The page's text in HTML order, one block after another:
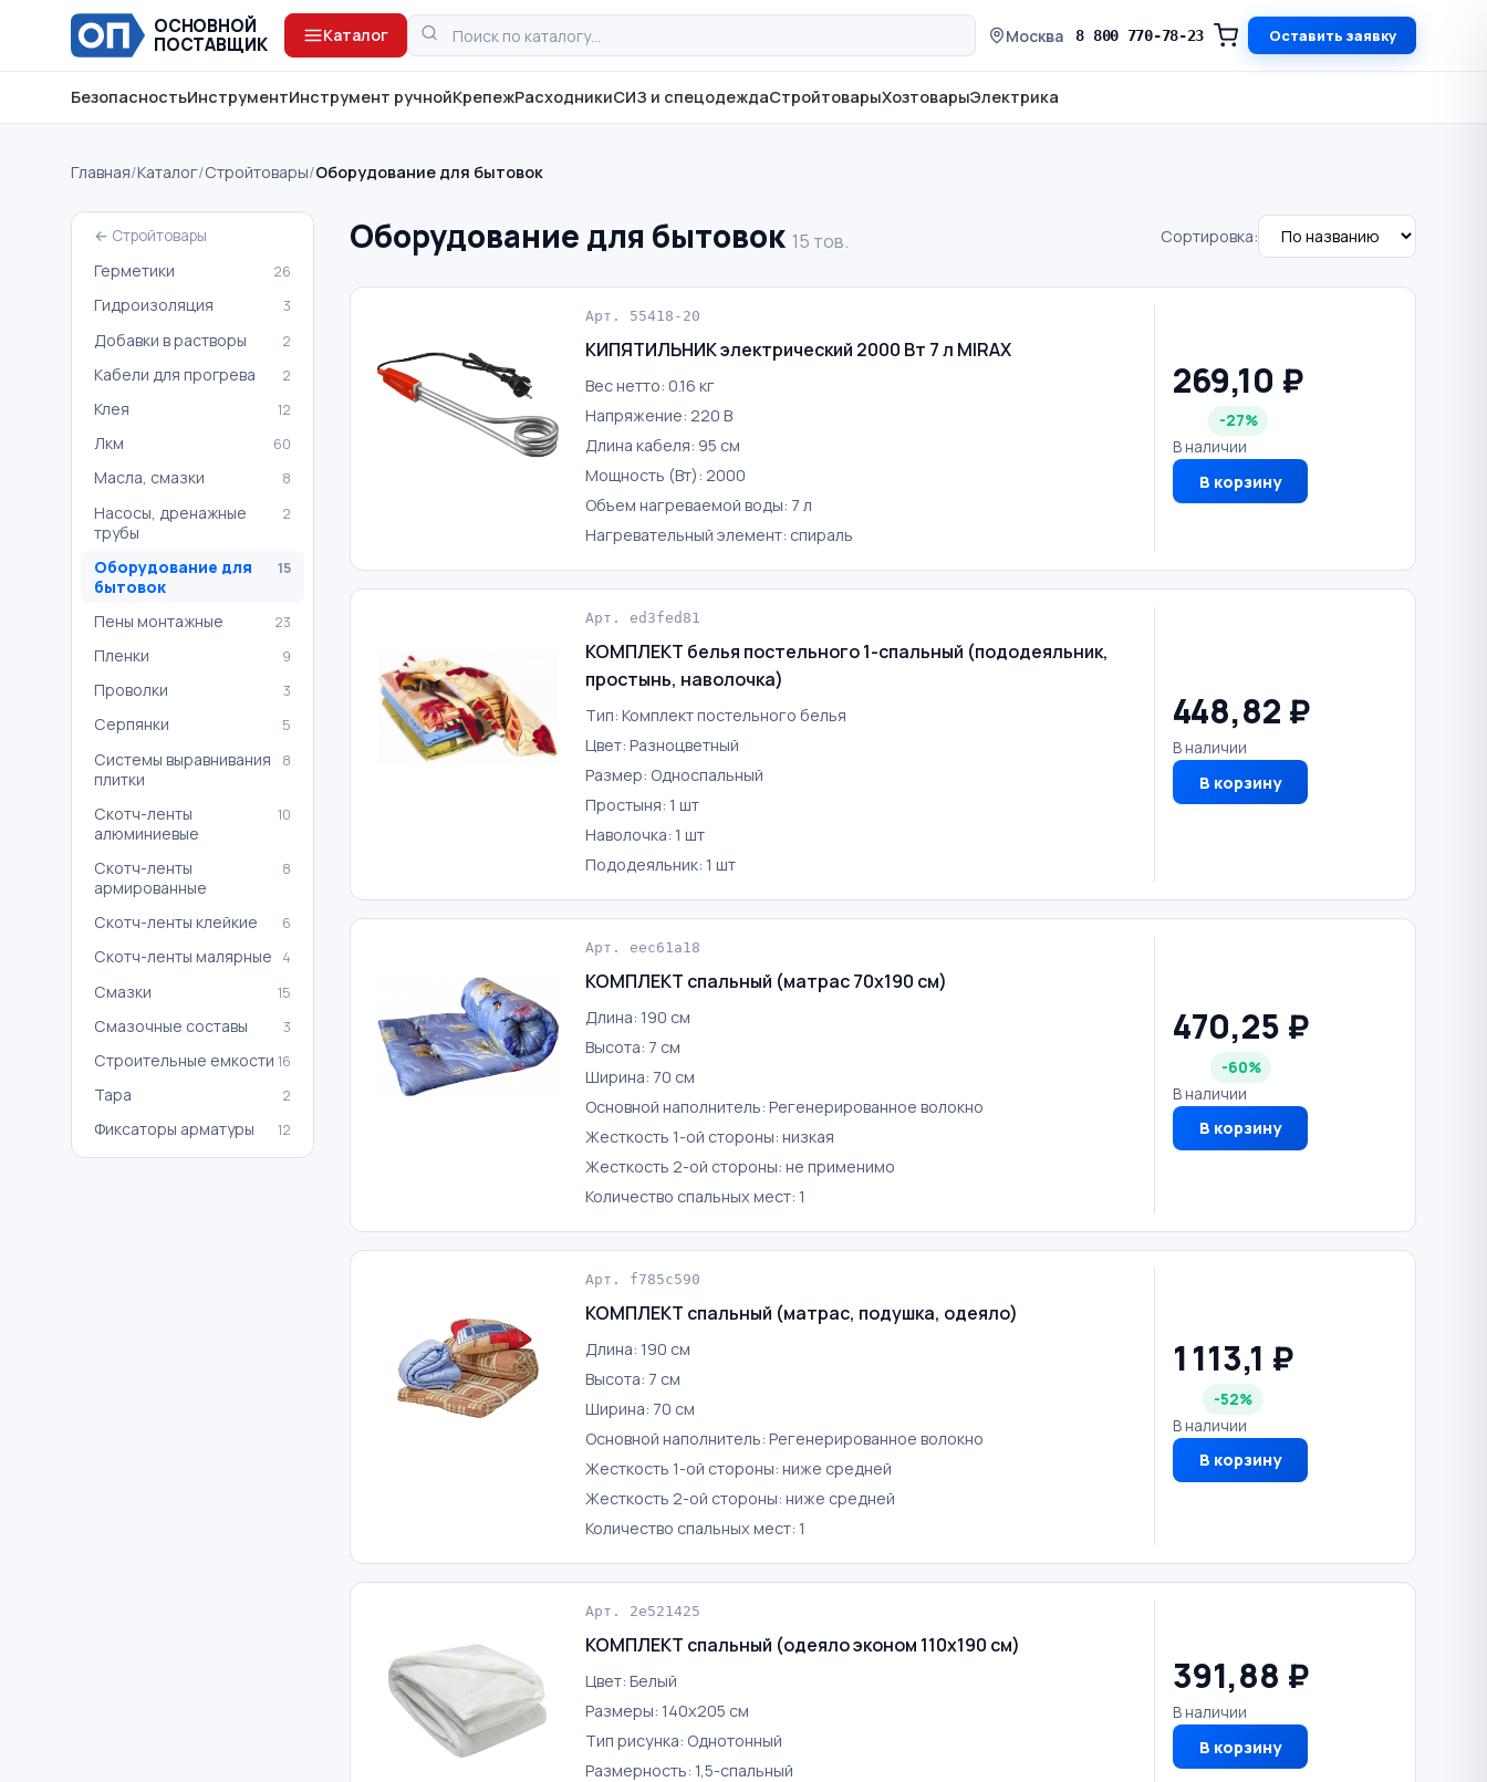
ОСНОВНОЙ
ПОСТАВЩИК
Каталог Москва 8 800 770-78-23 Оставить заявку
БезопасностьИнструментИнструмент ручнойКрепежРасходникиСИЗ и спецодеждаСтройтоварыХозтоварыЭлектрика
Главная/Каталог/Стройтовары/Оборудование для бытовок
← Стройтовары
Герметики 26
Гидроизоляция 3
Добавки в растворы 2
Кабели для прогрева 2
Клея 12
Лкм 60
Масла, смазки 8
Насосы, дренажные
трубы
2
Оборудование для
бытовок
15
Пены монтажные 23
Пленки 9
Проволки 3
Серпянки 5
Системы выравнивания
плитки
8
Скотч-ленты
алюминиевые
10
Скотч-ленты
армированные
8
Скотч-ленты клейкие 6
Скотч-ленты малярные 4
Смазки 15
Смазочные составы 3
Строительные емкости 16
Тара 2
Фиксаторы арматуры 12
Оборудование для бытовок 15 тов. Сортировка:
Арт. 55418-20
КИПЯТИЛЬНИК электрический 2000 Вт 7 л MIRAX
Вес нетто: 0.16 кг
Напряжение: 220 В
Длина кабеля: 95 см
Мощность (Вт): 2000
Объем нагреваемой воды: 7 л
Нагревательный элемент: спираль
269,10 ₽
-27%
В наличии
В корзину
Арт. ed3fed81
КОМПЛЕКТ белья постельного 1-спальный (пододеяльник,
простынь, наволочка)
Тип: Комплект постельного белья
Цвет: Разноцветный
Размер: Односпальный
Простыня: 1 шт
Наволочка: 1 шт
Пододеяльник: 1 шт
448,82 ₽
В наличии
В корзину
Арт. eec61a18
КОМПЛЕКТ спальный (матрас 70х190 см)
Длина: 190 см
Высота: 7 см
Ширина: 70 см
Основной наполнитель: Регенерированное волокно
Жесткость 1-ой стороны: низкая
Жесткость 2-ой стороны: не применимо
Количество спальных мест: 1
470,25 ₽
-60%
В наличии
В корзину
Арт. f785c590
КОМПЛЕКТ спальный (матрас, подушка, одеяло)
Длина: 190 см
Высота: 7 см
Ширина: 70 см
Основной наполнитель: Регенерированное волокно
Жесткость 1-ой стороны: ниже средней
Жесткость 2-ой стороны: ниже средней
Количество спальных мест: 1
1 113,1 ₽
-52%
В наличии
В корзину
Арт. 2e521425
КОМПЛЕКТ спальный (одеяло эконом 110х190 см)
Цвет: Белый
Размеры: 140х205 см
Тип рисунка: Однотонный
Размерность: 1,5-спальный
391,88 ₽
В наличии
В корзину